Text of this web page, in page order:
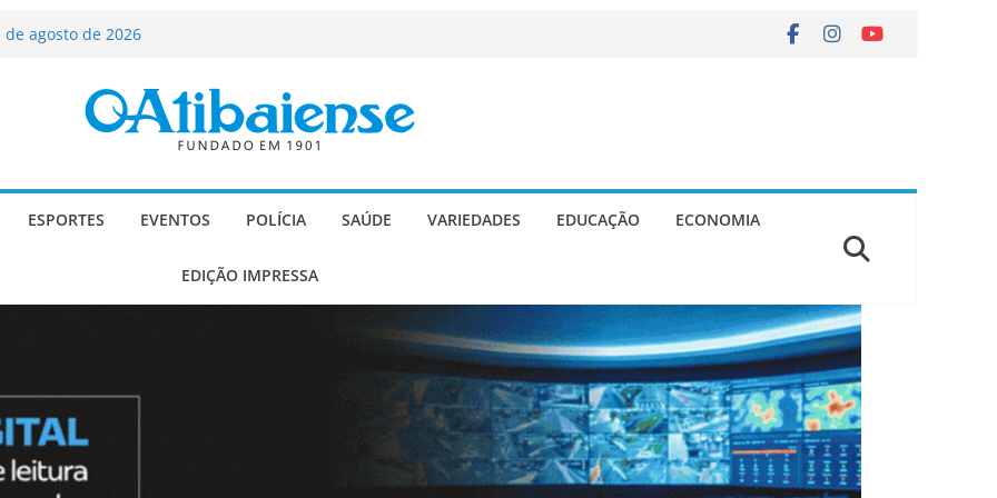
de Paulo
– Festa de Bom Jesus dos Perdões
de mosaico do Brasil
ESPORTES EVENTOS POLÍCIA SAÚDE VARIEDADES EDUCAÇÃO ECONOMIA
EDIÇÃO IMPRESSA